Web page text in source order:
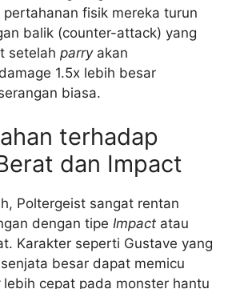
fisik mereka turun
balik (counter-attack) yang
setelah parryakan
1.5x lebih besar
biasa.
terhadap
dan Impact
Poltergeist sangat rentan
dengan tipe Impact atau
Karakter seperti Gustave yang
besar dapat memicu
lebih cepat pada monster hantu